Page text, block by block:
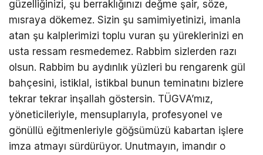
güzelliğinizi, şu berraklığınızı değme şair, söze,
mısraya dökemez. Sizin şu samimiyetinizi, imanla
atan şu kalplerimizi toplu vuran şu yüreklerinizi en
usta ressam resmedemez. Rabbim sizlerden razı
olsun. Rabbim bu aydınlık yüzleri bu rengarenk gül
bahçesini, istiklal, istikbal bunun teminatını bizlere
tekrar tekrar inşallah göstersin. TÜGVA’mız,
yöneticileriyle, mensuplarıyla, profesyonel ve
gönüllü eğitmenleriyle göğsümüzü kabartan işlere
imza atmayı sürdürüyor. Unutmayın, imandır o